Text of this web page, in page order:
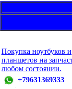
Покупка ноутбуков и
планшетов на
любом состоянии.
+79631369333